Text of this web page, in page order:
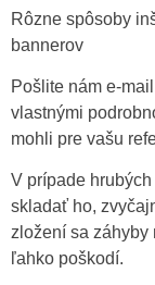
Rôzne spôsoby
bannerov
Pošlite nám e-
vlastnými
mohli pre vašu
V prípade
skladať ho,
zložení sa
ľahko poškodí.